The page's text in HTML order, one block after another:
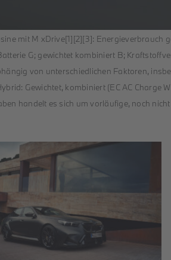
mit M xDrive[1][2][3]: Energieverbrauch
G; gewichtet kombiniert B;
von unterschiedlichen Faktoren,
Gewichtet, kombiniert (EC AC Charge
handelt es sich um vorläufige, noch